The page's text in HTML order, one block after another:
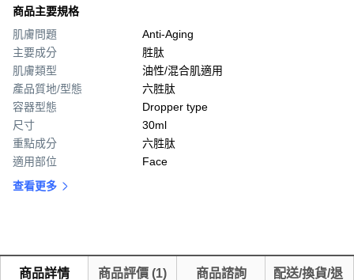
商品主要規格
肌膚問題
Anti-Aging
主要成分
胜肽
肌膚類型
油性/混合肌適用
產品質地/型態
六胜肽
容器型態
Dropper type
尺寸
30ml
重點成分
六胜肽
適用部位
Face
查看更多
商品詳情 商品評價 (1) 商品諮詢
配送/換貨/退